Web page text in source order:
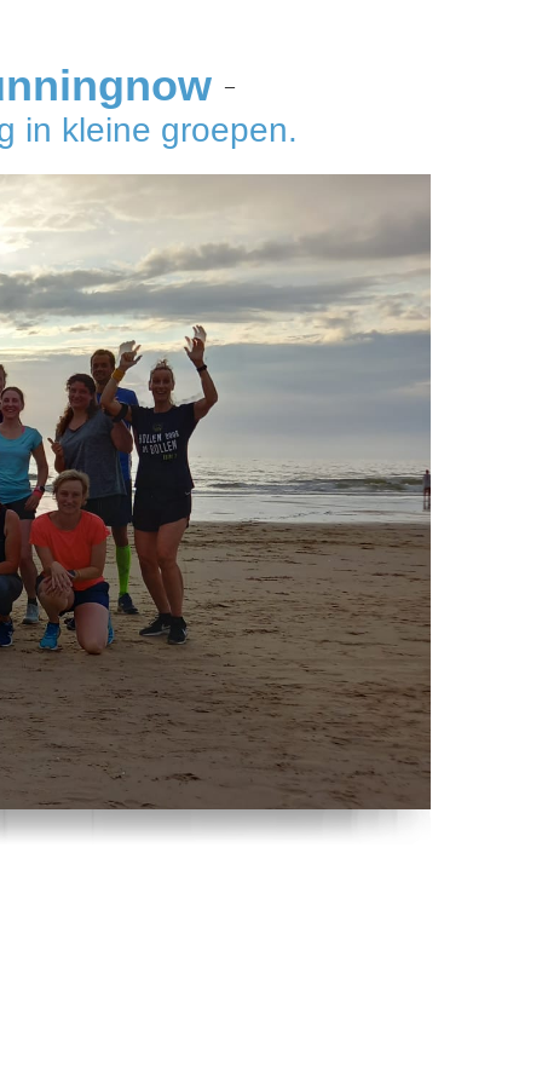
–
in kleine groepen.